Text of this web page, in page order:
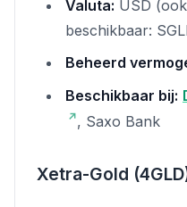
Valuta: USD
beschikbaar:
Beheerd
Beschikbaar bij:
, Saxo Bank
Xetra-Gold